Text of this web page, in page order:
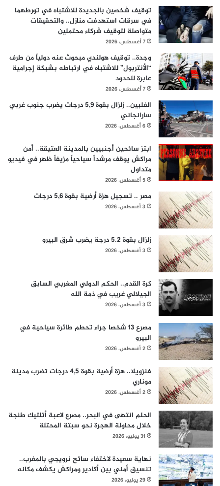
توقيف شخصين بالجديدة للاشتباه في تورطهما
في سرقات استهدفت منازل.. والتحقيقات
متواصلة لتوقيف شركاء محتملين
7 أغسطس، 2026
وجدة.. توقيف هولندي مبحوث عنه دولياً من طرف
“الأنتربول” للاشتباه في ارتباطه بشبكة إجرامية
عابرة للحدود
7 أغسطس، 2026
الفلبين.. زلزال بقوة 5,9 درجات يضرب جنوب غربي
سارانجاني
6 أغسطس، 2026
ابتز سائحين أجنبيين بالمدينة العتيقة.. أمن
مراكش يوقف مرشداً سياحياً مزيفاً ظهر في فيديو
متداول
5 أغسطس، 2026
مصر .. تسجيل هزة أرضية بقوة 5,6 درجات
3 أغسطس، 2026
زلزال بقوة 5.2 درجة يضرب شرق البيرو
3 أغسطس، 2026
كرة القدم.. الحكم الدولي المغربي السابق
الجيلالي غريب في ذمة الله
3 أغسطس، 2026
مصرع 13 شخصا جراء تحطم طائرة سياحية في
البيرو
2 أغسطس، 2026
فنزويلا.. هزة أرضية بقوة 4,5 درجات تضرب مدينة
موناري
2 أغسطس، 2026
الحلم انتهى في البحر.. مصرع لاعبة أتلتيك طنجة
خلال محاولة الهجرة نحو سبتة المحتلة
31 يوليو، 2026
نهاية سعيدة لاختفاء سائح نرويجي بالمغرب..
تنسيق أمني بين أكادير ومراكش يكشف مكانه
29 يوليو، 2026